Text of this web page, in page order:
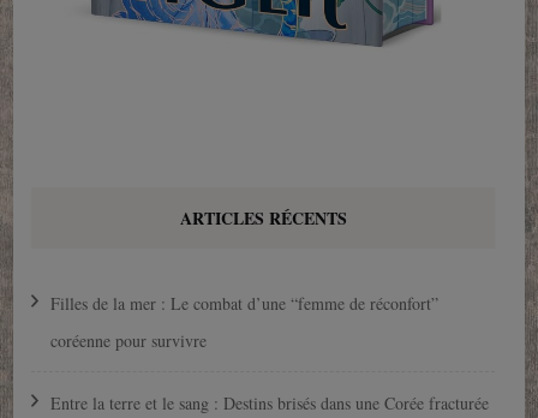
ARTICLES RÉCENTS
Filles de la mer : Le combat d’une “femme de réconfort”
coréenne pour survivre
Entre la terre et le sang : Destins brisés dans une Corée fracturée